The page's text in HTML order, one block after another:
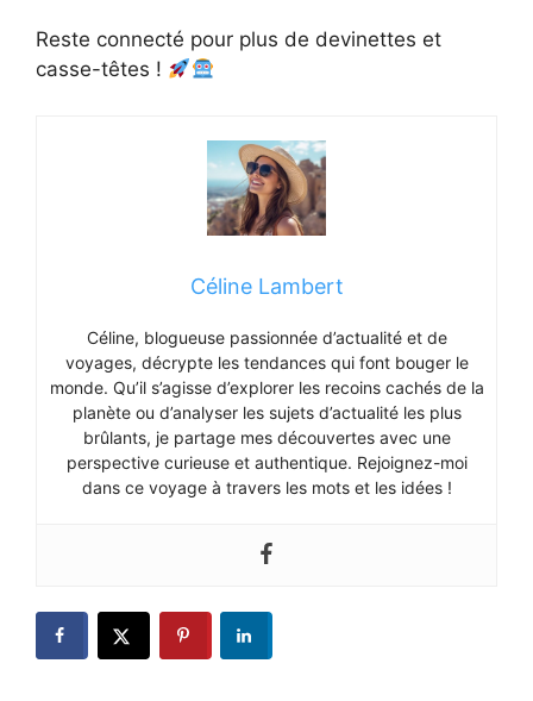
Reste connecté pour plus de devinettes et
casse-têtes !
Céline Lambert
Céline, blogueuse passionnée d’actualité et de
voyages, décrypte les tendances qui font bouger le
monde. Qu’il s’agisse d’explorer les recoins cachés de la
planète ou d’analyser les sujets d’actualité les plus
brûlants, je partage mes découvertes avec une
perspective curieuse et authentique. Rejoignez-moi
dans ce voyage à travers les mots et les idées !